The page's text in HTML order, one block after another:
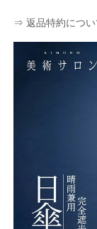
⇒ 返品特約につ